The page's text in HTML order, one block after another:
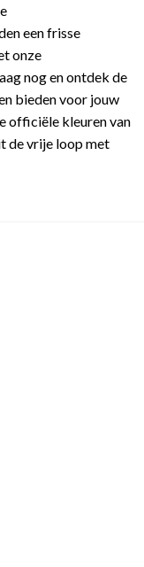
een frisse
onze
nog en ontdek de
bieden voor jouw
officiële kleuren van
de vrije loop met